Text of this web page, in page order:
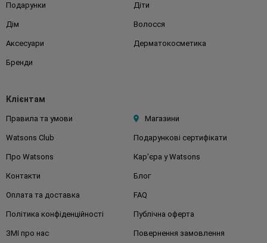
Подарунки Діти
Дім Волосся
Аксесуари Дерматокосметика
Бренди
Клієнтам
Правила та умови Магазини
Watsons Club Подарункові сертифікати
Про Watsons Кар'єра у Watsons
Контакти Блог
Оплата та доставка FAQ
Політика конфіденційності Публічна оферта
ЗМІ про нас Повернення замовлення